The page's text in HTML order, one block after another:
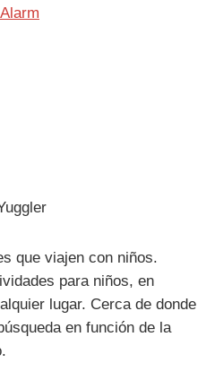
que viajen con niños.
para niños, en
lugar. Cerca de donde
en función de la